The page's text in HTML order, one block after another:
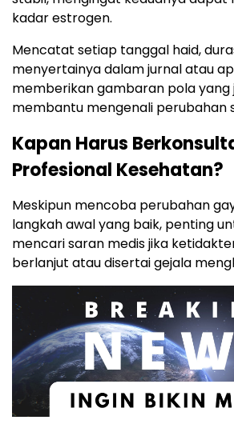
kadar estrogen.
Mencatat setiap tanggal haid,
menyertainya dalam jurnal atau
memberikan gambaran pola yang
membantu mengenali perubahan
Kapan Harus
Profesional Kesehatan?
Meskipun mencoba perubahan
langkah awal yang baik, penting
mencari saran medis jika
berlanjut atau disertai gejala